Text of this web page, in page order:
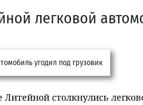
легковой
столкнулись